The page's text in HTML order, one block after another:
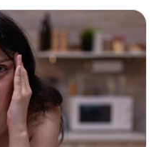
Publicidad con
derechos reservados.